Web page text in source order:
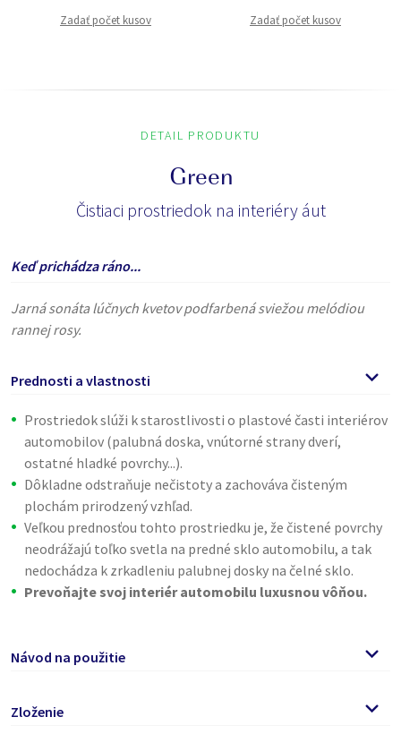
Zadať počet kusov Zadať počet kusov
DETAIL PRODUKTU
Green
Čistiaci prostriedok na interiéry áut
Keď prichádza ráno...
Jarná sonáta lúčnych kvetov podfarbená sviežou melódiou
rannej rosy.
Prednosti a vlastnosti
Prostriedok slúži k starostlivosti o plastové časti interiérov
automobilov (palubná doska, vnútorné strany dverí,
ostatné hladké povrchy...).
Dôkladne odstraňuje nečistoty a zachováva čisteným
plochám prirodzený vzhľad.
Veľkou prednosťou tohto prostriedku je, že čistené povrchy
neodrážajú toľko svetla na predné sklo automobilu, a tak
nedochádza k zrkadleniu palubnej dosky na čelné sklo.
Prevoňajte svoj interiér automobilu luxusnou vôňou.
Návod na použitie
pretrepať.
Zloženie